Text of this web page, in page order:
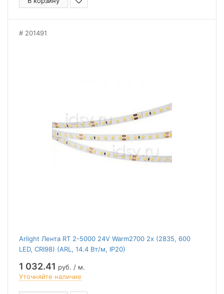
201491
Arlight Лента RT 2-5000 24V Warm2700 2x (2835, 600
LED, CRI98) (ARL, 14.4 Вт/м, IP20)
1 032.41 руб. / м.
Уточняйте наличие